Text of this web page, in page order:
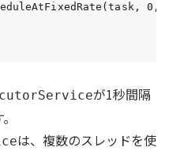
0,
が1秒間隔
は、複数のスレッドを使